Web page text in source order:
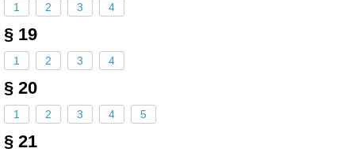
1 2 3 4
§ 19
1 2 3 4
§ 20
1 2 3 4 5
§ 21